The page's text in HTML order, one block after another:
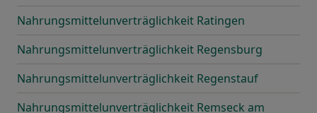
Nahrungsmittelunverträglichkeit Ratingen
Nahrungsmittelunverträglichkeit Regensburg
Nahrungsmittelunverträglichkeit Regenstauf
Nahrungsmittelunverträglichkeit Remseck am